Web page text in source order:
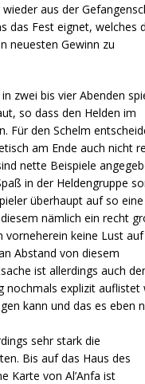
aus der
das Fest eignet, welches
neuesten Gewinn zu
zwei bis vier Abenden
so dass den Helden im
Für den Schelm
am Ende auch nicht
nette Beispiele
in der Heldengruppe
überhaupt auf so
nämlich ein recht
vorneherein keine Lust auf
Abstand von diesem
ist allerdings auch
nochmals explizit auflistet
kann und das es eben
sehr stark die
Bis auf das Haus des
Karte von Al’Anfa ist